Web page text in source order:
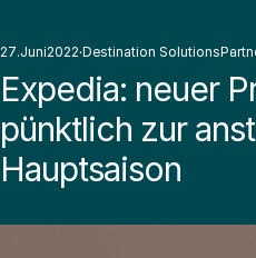
27.Juni2022·Destination Solutions ·
Expedia: neuer
pünktlich zur
Hauptsaison